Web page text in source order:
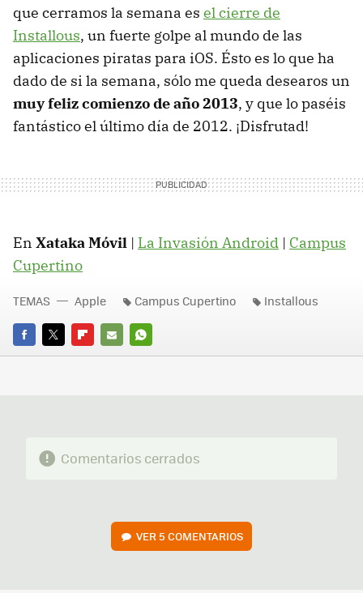
que cerramos la semana es el cierre de
Installous, un fuerte golpe al mundo de las
aplicaciones piratas para iOS. Ésto es lo que ha
dado de si la semana, sólo me queda desearos un
muy feliz comienzo de año 2013, y que lo paséis
fantástico el último día de 2012. ¡Disfrutad!
En Xataka Móvil | La Invasión Android | Campus
Cupertino
FACEBOOK
TWITTERFLIPBOARD
E-
WHATSAPP
TEMAS Apple Campus Cupertino Installous
Comentarios cerrados
VER5 COMENTARIOS